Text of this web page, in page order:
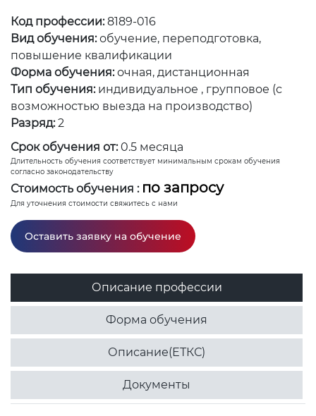
Код профессии:8189-016
Вид обучения: обучение, переподготовка,
повышение квалификации
Форма обучения: очная, дистанционная
Тип обучения: индивидуальное , групповое (с
возможностью выезда на производство)
Разряд: 2
Срок обучения от: 0.5 месяца
Длительность обучения соответствует минимальным срокам обучения
согласно законодательству
Стоимость обучения : по запросу
Для уточнения стоимости свяжитесь с нами
Оставить заявку на обучение
Описание профессии
Форма обучения
Описание(ЕТКС)
Документы